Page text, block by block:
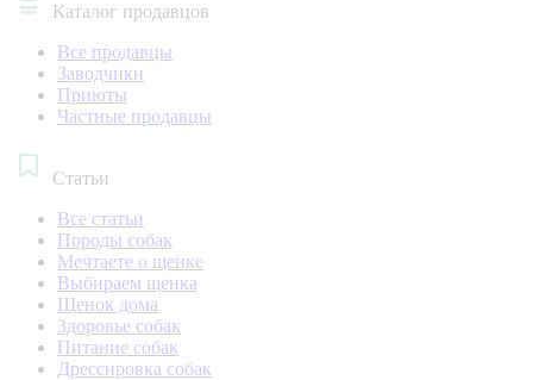
Каталог продавцов
Все продавцы
Заводчики
Приюты
Частные продавцы
Статьи
Все статьи
Породы собак
Мечтаете о щенке
Выбираем щенка
Щенок дома
Здоровье собак
Питание собак
Дрессировка собак